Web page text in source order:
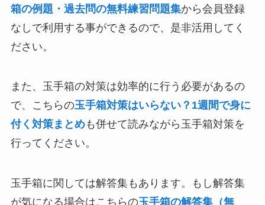
箱の例題・過去問の無料練習問題集から会員登録
なしで利用する事ができるので、是非活用してく
ださい。
また、玉手箱の対策は効率的に行う必要があるの
で、こちらの玉手箱対策はいらない？1週間で身に
付く対策まとめも併せて読みながら玉手箱対策を
行ってください。
玉手箱に関しては解答集もあります。もし解答集
が気になる場合はこちらの玉手箱の解答集（無